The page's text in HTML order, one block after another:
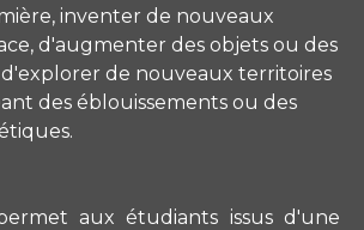
inventer de nouveaux
d'augmenter des objets ou des
de nouveaux territoires
des éblouissements ou des
aux étudiants issus d'une